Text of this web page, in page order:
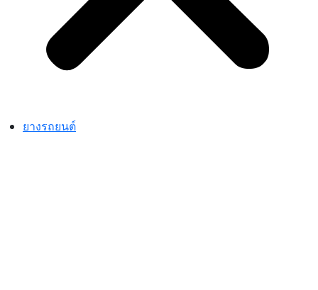
ยางรถยนต์